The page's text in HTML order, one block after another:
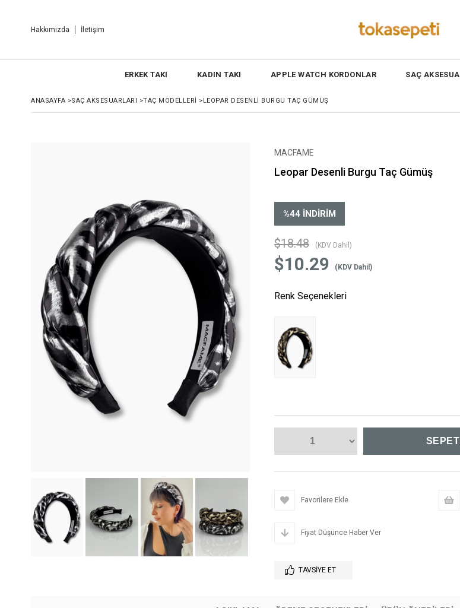
Hakkımızda İletişim
ERKEK TAKI KADIN TAKI APPLE WATCH KORDONLAR SAÇ
ANASAYFA >SAÇ AKSESUARLARI >TAÇ MODELLERI >LEOPAR DESENLI BURGU TAÇ GÜMÜŞ
MACFAME
Leopar Desenli Burgu Taç Gümüş
%44 İNDIRIM
$18.48 (KDV Dahil)
$10.29 (KDV Dahil)
Renk Seçenekleri
Favorilere Ekle
Fiyat Düşünce Haber Ver
TAVSIYE ET